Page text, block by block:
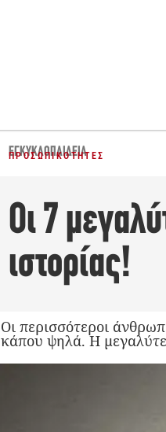
ΕΓΚΥΚΛΟΠΑΙΔΕΙΑ
ΠΡΟΣΩΠΙΚΌΤΗΤΕΣ
Οι 7
ιστορίας!
Οι περισσότεροι
κάπου ψηλά. Η